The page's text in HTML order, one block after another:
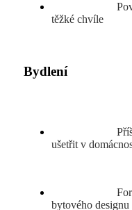
těžké chvíle
Bydlení
ušetřit v
bytového designu